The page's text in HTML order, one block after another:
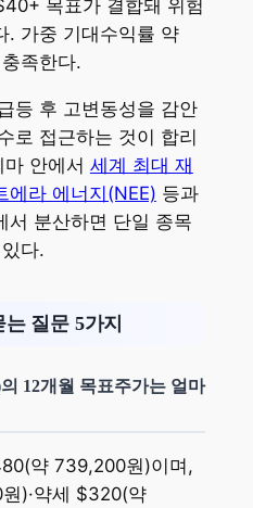
목표가 결합돼 위험
. 가중 기대수익률 약
족한다.
등 후 고변동성을 감안
로 접근하는 것이 합리
안에서 세계 최대 재
에라 에너지(NEE) 등과
서 분산하면 단일 종목
다.
질문 5가지
12개월 목표주가는 얼마
약 739,200원)이며,
)·약세 $320(약